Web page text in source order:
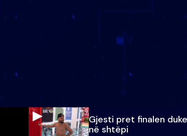
Gjesti pret finalen
në shtëpi